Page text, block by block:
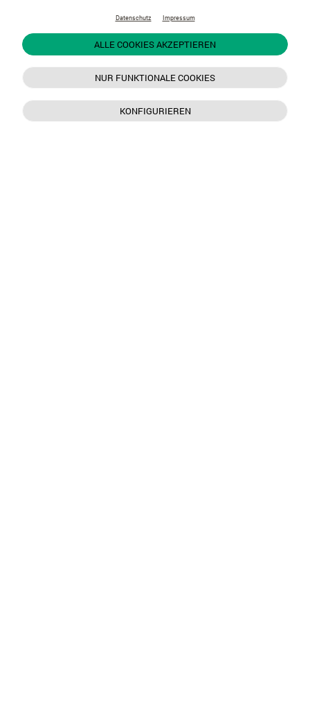
Datenschutz Impressum
ALLE COOKIES AKZEPTIEREN
NUR FUNKTIONALE COOKIES
KONFIGURIEREN